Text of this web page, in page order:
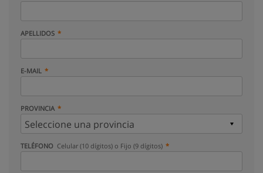
APELLIDOS
E-MAIL
PROVINCIA
TELÉFONO Celular (10 dígitos) o Fijo (9 dígitos)